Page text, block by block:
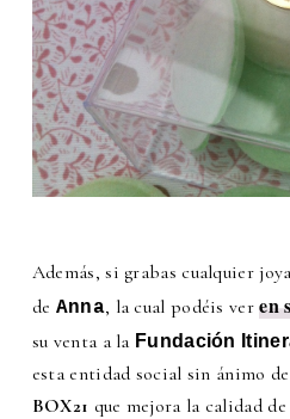
Además, si grabas cualquier
de Anna, la cual podéis veren
su venta a la Fundación
esta entidad social sin ánimo
BOX21 que mejora la calidad